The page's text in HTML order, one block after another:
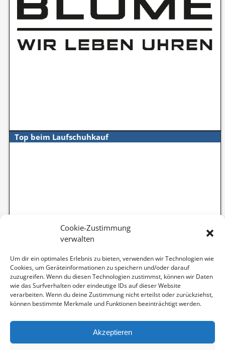
Cookie-Zustimmung
verwalten
Um dir ein optimales Erlebnis zu bieten, verwenden wir Technologien wie
Cookies, um Geräteinformationen zu speichern und/oder darauf
zuzugreifen. Wenn du diesen Technologien zustimmst, können wir Daten
wie das Surfverhalten oder eindeutige IDs auf dieser Website
verarbeiten. Wenn du deine Zustimmung nicht erteilst oder zurückziehst,
können bestimmte Merkmale und Funktionen beeinträchtigt werden.
Akzeptieren
Top beim Laufschuhkauf